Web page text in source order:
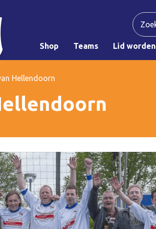
Shop Teams Lid worden
Hellendoorn